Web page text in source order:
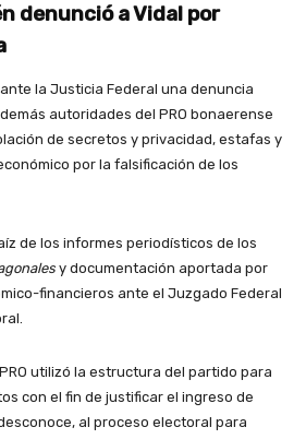
denunció a Vidal por
la Justicia Federal una denuncia
autoridades del PRO bonaerense
de secretos y privacidad, estafas y
por la falsificación de los
de los informes periodísticos de los
y documentación aportada por
financieros ante el Juzgado Federal
utilizó la estructura del partido para
con el fin de justificar el ingreso de
al proceso electoral para